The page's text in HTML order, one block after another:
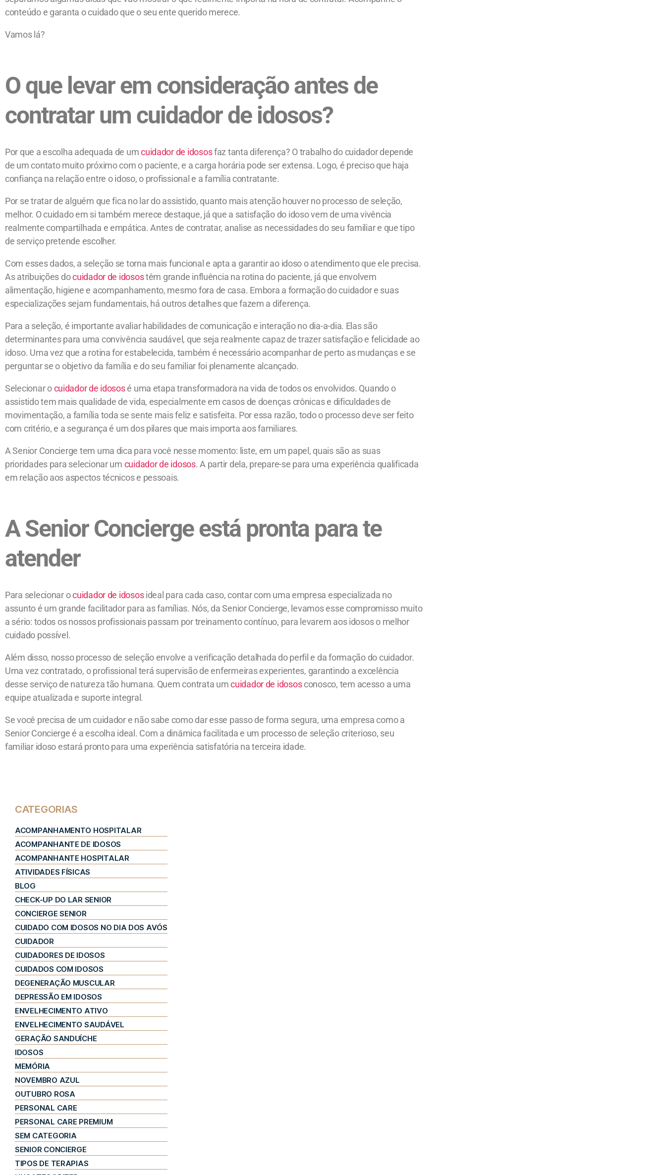
conteúdo e garanta o cuidado que o seu ente querido merece.
Vamos lá?
O que levar em consideração antes de
contratar um cuidador de idosos?
Por que a escolha adequada de umcuidador de idososfaz tanta diferença? O trabalho do cuidador depende
de um contato muito próximo com o paciente, e a carga horária pode ser extensa. Logo, é preciso que haja
confiança na relação entre o idoso, o profissional e a família contratante.
Por se tratar de alguém que fica no lar do assistido, quanto mais atenção houver no processo de seleção,
melhor. O cuidado em si também merece destaque, já que a satisfação do idoso vem de uma vivência
realmente compartilhada e empática. Antes de contratar, analise as necessidades do seu familiar e que tipo
de serviço pretende escolher.
Com esses dados, a seleção se torna mais funcional e apta a garantir ao idoso o atendimento que ele precisa.
As atribuições docuidador de idosostêm grande influência na rotina do paciente, já que envolvem
alimentação, higiene e acompanhamento, mesmo fora de casa. Embora a formação do cuidador e suas
especializações sejam fundamentais, há outros detalhes que fazem a diferença.
Para a seleção, é importante avaliar habilidades de comunicação e interação no dia-a-dia. Elas são
determinantes para uma convivência saudável, que seja realmente capaz de trazer satisfação e felicidade ao
idoso. Uma vez que a rotina for estabelecida, também é necessário acompanhar de perto as mudanças e se
perguntar se o objetivo da família e do seu familiar foi plenamente alcançado.
Selecionar ocuidador de idososé uma etapa transformadora na vida de todos os envolvidos. Quando o
assistido tem mais qualidade de vida, especialmente em casos de doenças crônicas e dificuldades de
movimentação, a família toda se sente mais feliz e satisfeita. Por essa razão, todo o processo deve ser feito
com critério, e a segurança é um dos pilares que mais importa aos familiares.
A Senior Concierge tem uma dica para você nesse momento: liste, em um papel, quais são as suas
prioridades para selecionar um cuidador de idosos. A partir dela, prepare-se para uma experiência qualificada
em relação aos aspectos técnicos e pessoais.
A Senior Concierge está pronta para te
atender
Para selecionar ocuidador de idososideal para cada caso, contar com uma empresa especializada no
assunto é um grande facilitador para as famílias. Nós, da Senior Concierge, levamos esse compromisso muito
a sério: todos os nossos profissionais passam por treinamento contínuo, para levarem aos idosos o melhor
cuidado possível.
Além disso, nosso processo de seleção envolve a verificação detalhada do perfil e da formação do cuidador.
Uma vez contratado, o profissional terá supervisão de enfermeiras experientes, garantindo a excelência
desse serviço de natureza tão humana. Quem contrata umcuidador de idososconosco, tem acesso a uma
equipe atualizada e suporte integral.
Se você precisa de um cuidador e não sabe como dar esse passo de forma segura, uma empresa como a
Senior Concierge é a escolha ideal. Com a dinâmica facilitada e um processo de seleção criterioso, seu
familiar idoso estará pronto para uma experiência satisfatória na terceira idade.
CATEGORIAS
ACOMPANHAMENTO HOSPITALAR
ACOMPANHANTE DE IDOSOS
ACOMPANHANTE HOSPITALAR
ATIVIDADES FÍSICAS
BLOG
CHECK-UP DO LAR SENIOR
CONCIERGE SENIOR
CUIDADO COM IDOSOS NO DIA DOS AVÓS
CUIDADOR
CUIDADORES DE IDOSOS
CUIDADOS COM IDOSOS
DEGENERAÇÃO MUSCULAR
DEPRESSÃO EM IDOSOS
ENVELHECIMENTO ATIVO
ENVELHECIMENTO SAUDÁVEL
GERAÇÃO SANDUÍCHE
IDOSOS
MEMÓRIA
NOVEMBRO AZUL
OUTUBRO ROSA
PERSONAL CARE
PERSONAL CARE PREMIUM
SEM CATEGORIA
SENIOR CONCIERGE
TIPOS DE TERAPIAS